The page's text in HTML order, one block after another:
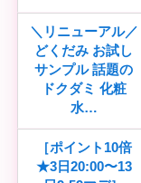
＼リニューアル／
どくだみ お試し
サンプル 話題の
ドクダミ 化粧
水…
［ポイント10倍
★3日20:00〜13